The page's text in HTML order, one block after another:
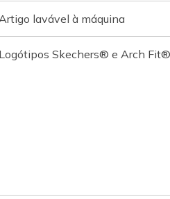
lavável à máquina
Logótipos Skechers® e Arch